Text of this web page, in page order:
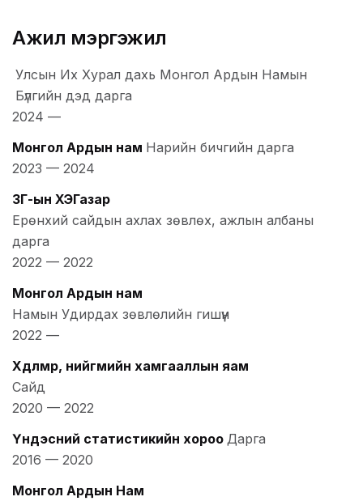
Ажил мэргэжил
Улсын Их Хурал дахь Монгол Ардын Намын
Бүлгийн дэд дарга
2024 —
Монгол Ардын нам Нарийн бичгийн дарга
2023 — 2024
ЗГ-ын ХЭГазар
Ерөнхий сайдын ахлах зөвлөх, ажлын албаны
дарга
2022 — 2022
Монгол Ардын нам
Намын Удирдах зөвлөлийн гишүүн
2022 —
Хөдөлмөр, нийгмийн хамгааллын яам
Сайд
2020 — 2022
Үндэсний статистикийн хороо Дарга
2016 — 2020
Монгол Ардын Нам